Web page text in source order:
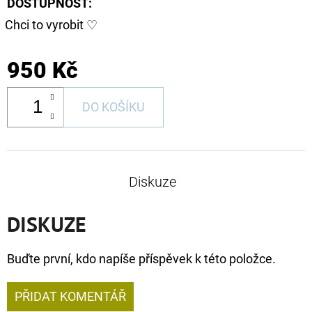
Chci to vyrobit ♡
950 Kč
DO KOŠÍKU
Diskuze
DISKUZE
Buďte první, kdo napíše příspěvek k této položce.
PŘIDAT KOMENTÁŘ